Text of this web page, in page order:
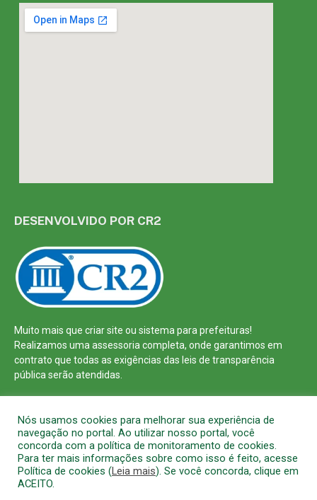
DESENVOLVIDO POR CR2
Muito mais que criar site ou sistema para prefeituras!
Realizamos umaassessoriacompleta, onde garantimos em
contrato que todas as exigências das leis de transparência
públicaserão atendidas.
Todos os direitos reservados a Prefeitura Municipal de Barcarena
Nós usamos cookies para melhorar sua experiência de
navegação no portal. Ao utilizar nosso portal, você
concorda com a política de monitoramento de cookies.
Para ter mais informações sobre como isso é feito, acesse
Política de cookies (Leia mais). Se você concorda, clique em
ACEITO.